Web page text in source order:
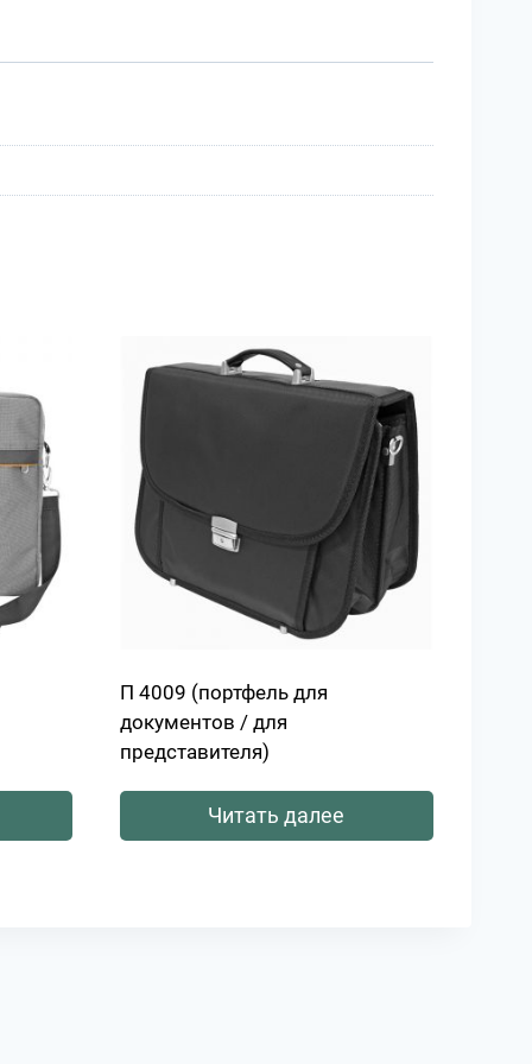
П 4009 (портфель для
документов / для
представителя)
Читать далее